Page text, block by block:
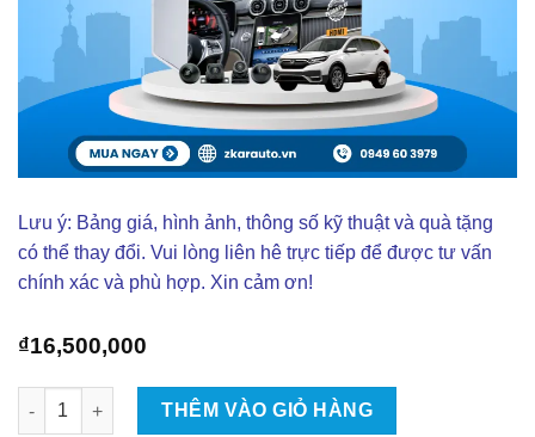
Lưu ý: Bảng giá, hình ảnh, thông số kỹ thuật và quà tặng
có thể thay đổi. Vui lòng liên hê trực tiếp để được tư vấn
chính xác và phù hợp. Xin cảm ơn!
₫16,500,000
Camera Safeview S300 Cho Xe Honda CR-V 2016 số lượng
THÊM VÀO GIỎ HÀNG